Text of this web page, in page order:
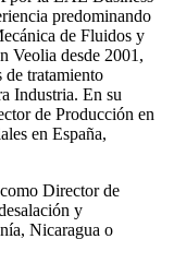
predominando
de Fluidos y
Veolia desde 2001,
de tratamiento
Industria. En su
de Producción en
en España,
Director de
y
Nicaragua o